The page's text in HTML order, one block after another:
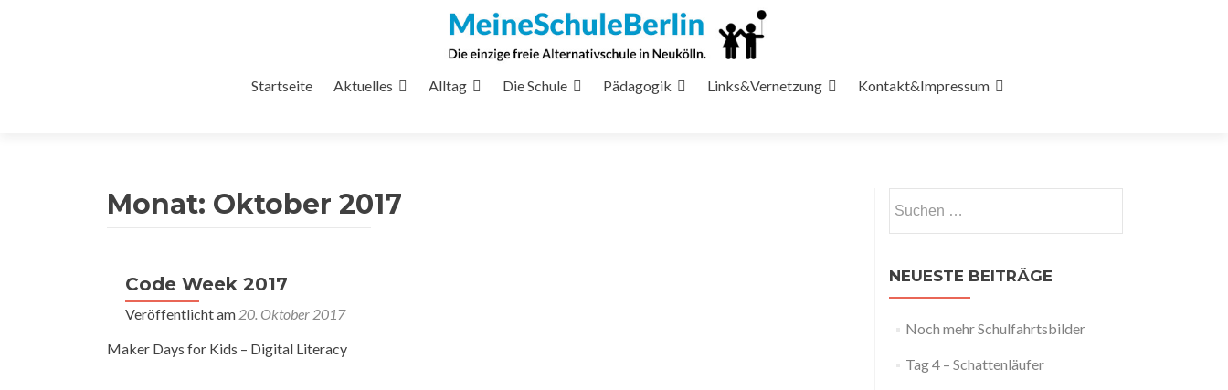
Startseite Aktuelles Alltag Die Schule Pädagogik Links&Vernetzung Kontakt&Impressum
Monat: Oktober 2017
Code Week 2017
Veröffentlicht am 20. Oktober 2017
Maker Days for Kids – Digital Literacy
nach:
NEUESTE BEITRÄGE
Noch mehr Schulfahrtsbilder
Tag 4 – Schattenläufer